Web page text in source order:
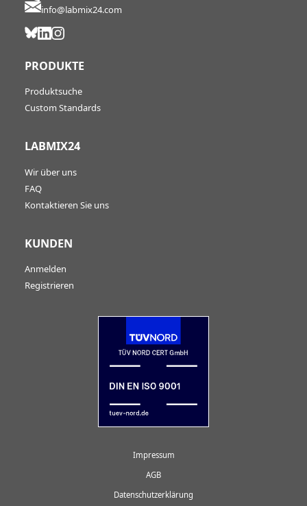
info@labmix24.com
PRODUKTE
Produktsuche
Custom Standards
LABMIX24
Wir über uns
FAQ
Kontaktieren Sie uns
KUNDEN
Anmelden
Registrieren
Impressum
AGB
Datenschutzerklärung